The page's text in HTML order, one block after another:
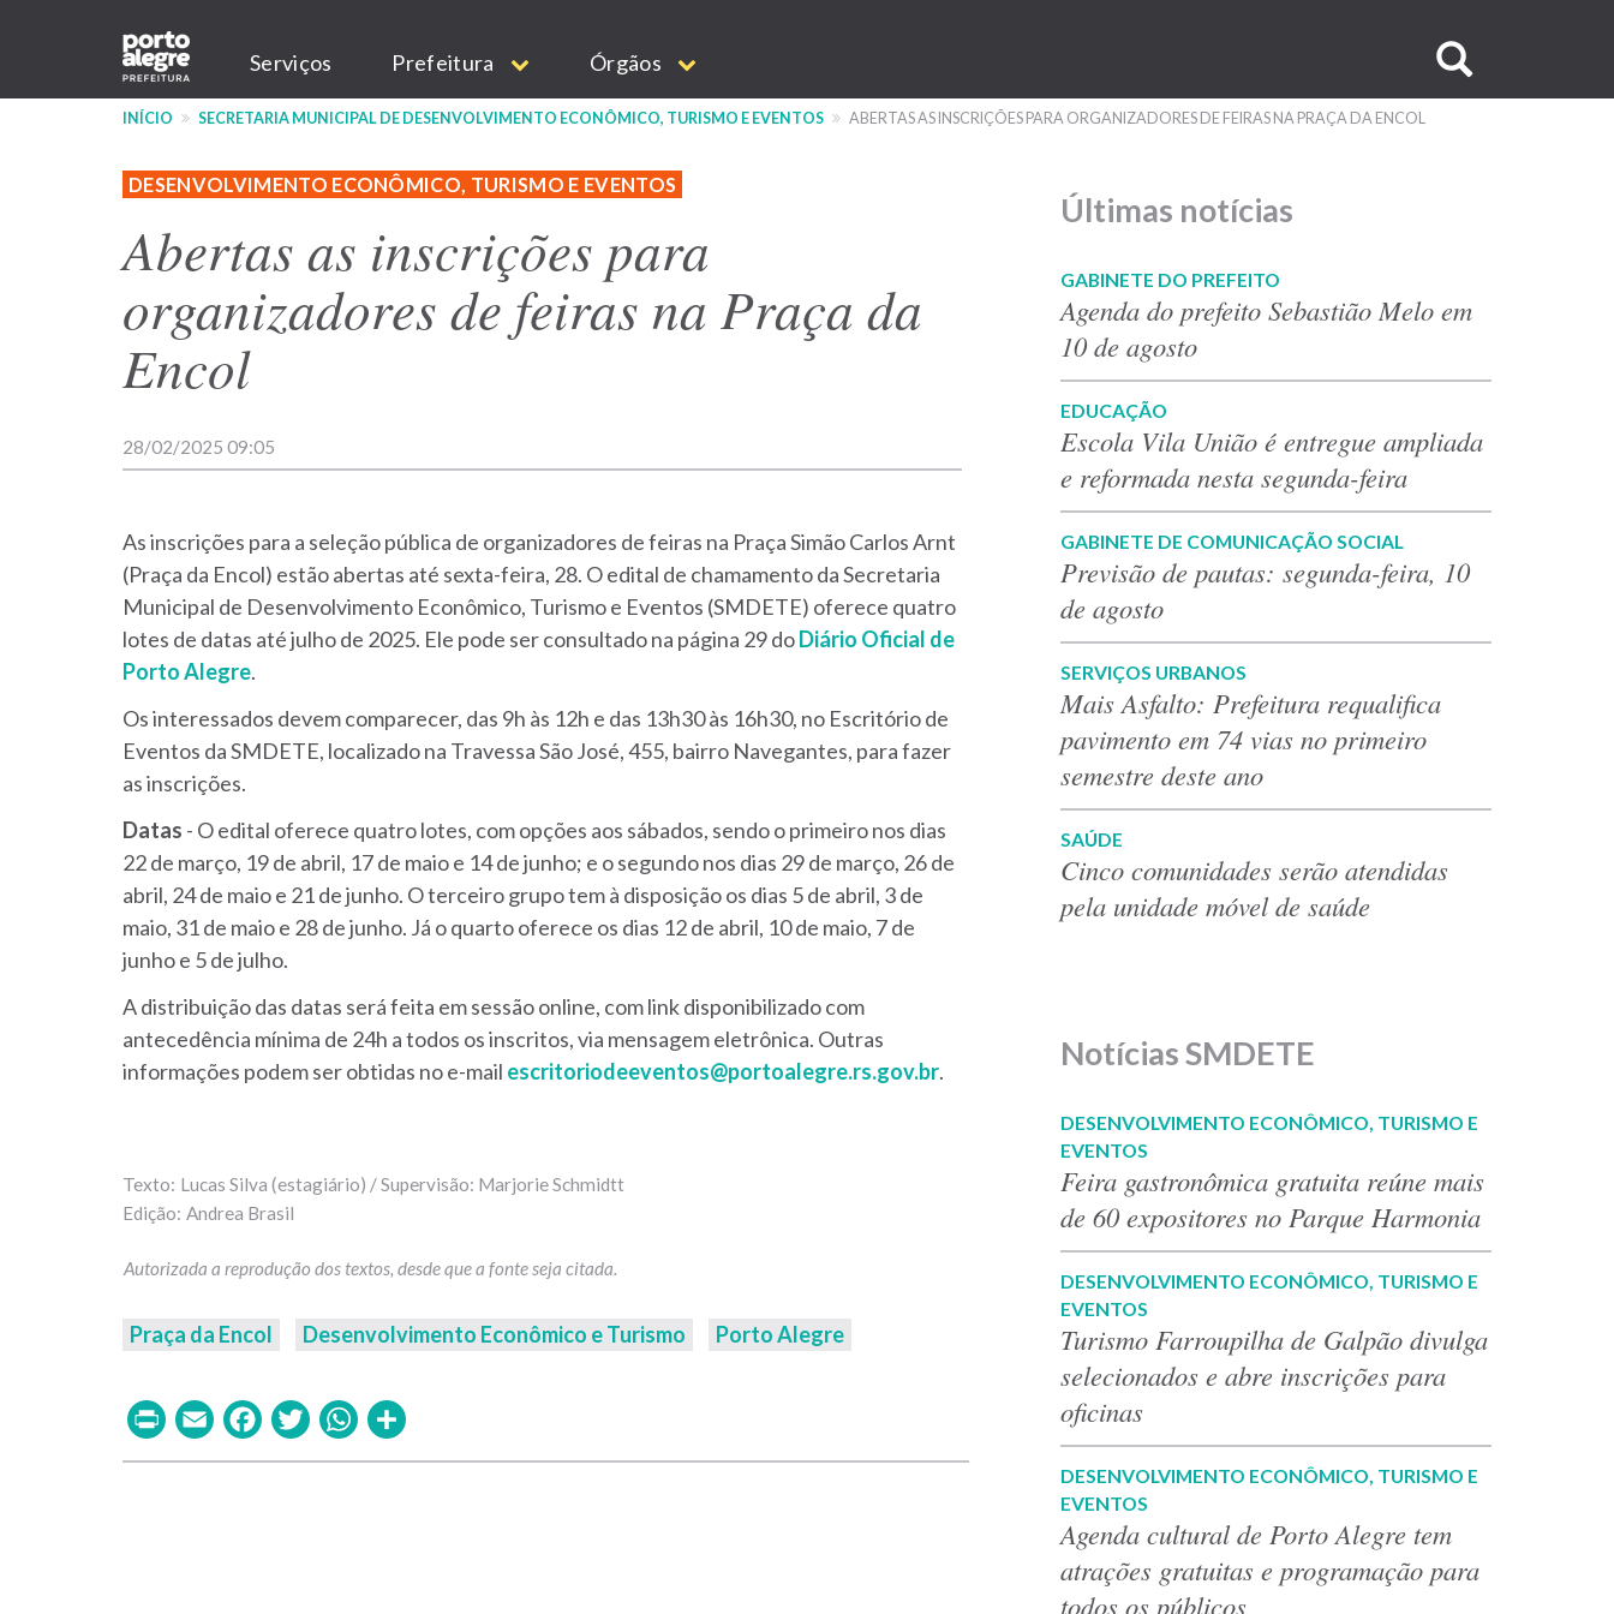
conteúdo
Main
navigation
Serviços Prefeitura Órgãos
no
INÍCIO SECRETARIA MUNICIPAL DE DESENVOLVIMENTO ECONÔMICO, TURISMO E EVENTOS ABERTAS AS INSCRIÇÕES PARA ORGANIZADORES DE FEIRAS NA PRAÇA DA ENCOL
DESENVOLVIMENTO ECONÔMICO, TURISMO E EVENTOS
Abertas as inscrições para
organizadores de feiras na Praça da
Encol
28/02/2025 09:05
As inscrições para a seleção pública de organizadores de feiras na Praça Simão Carlos Arnt
(Praça da Encol) estão abertas até sexta-feira, 28. O edital de chamamento da Secretaria
Municipal de Desenvolvimento Econômico, Turismo e Eventos (SMDETE) oferece quatro
lotes de datas até julho de 2025. Ele pode ser consultado na página 29 doDiário Oficial de
Porto Alegre.
Os interessados devem comparecer, das 9h às 12h e das 13h30 às 16h30, no Escritório de
Eventos da SMDETE, localizado na Travessa São José, 455, bairro Navegantes, para fazer
as inscrições.
Datas - O edital oferece quatro lotes, com opções aos sábados, sendo o primeiro nos dias
22 de março, 19 de abril, 17 de maio e 14 de junho; e o segundo nos dias 29 de março, 26 de
abril, 24 de maio e 21 de junho. O terceiro grupo tem à disposição os dias 5 de abril, 3 de
maio, 31 de maio e 28 de junho. Já o quarto oferece os dias 12 de abril, 10 de maio, 7 de
junho e 5 de julho.
A distribuição das datas será feita em sessão online, com link disponibilizado com
antecedência mínima de 24h a todos os inscritos, via mensagem eletrônica. Outras
informações podem ser obtidas no e-mail escritoriodeeventos@portoalegre.rs.gov.br.
Lucas Silva (estagiário) / Supervisão: Marjorie Schmidtt
Andrea Brasil
Praça da Encol Desenvolvimento Econômico e Turismo Porto Alegre
PrintEmailFacebook
TwitterWhatsApp
Últimas notícias
GABINETE DO PREFEITO
Agenda do prefeito Sebastião Melo em
10 de agosto
EDUCAÇÃO
Escola Vila União é entregue ampliada
e reformada nesta segunda-feira
GABINETE DE COMUNICAÇÃO SOCIAL
Previsão de pautas: segunda-feira, 10
de agosto
SERVIÇOS URBANOS
Mais Asfalto: Prefeitura requalifica
pavimento em 74 vias no primeiro
semestre deste ano
SAÚDE
Cinco comunidades serão atendidas
pela unidade móvel de saúde
Notícias SMDETE
DESENVOLVIMENTO ECONÔMICO, TURISMO E
EVENTOS
Feira gastronômica gratuita reúne mais
de 60 expositores no Parque Harmonia
DESENVOLVIMENTO ECONÔMICO, TURISMO E
EVENTOS
Turismo Farroupilha de Galpão divulga
selecionados e abre inscrições para
oficinas
DESENVOLVIMENTO ECONÔMICO, TURISMO E
EVENTOS
Agenda cultural de Porto Alegre tem
atrações gratuitas e programação para
todos os públicos